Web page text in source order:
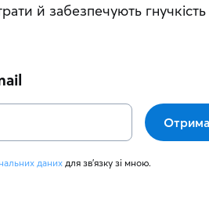
й забезпечують гнучкість
даних для зв'язку зі мною.